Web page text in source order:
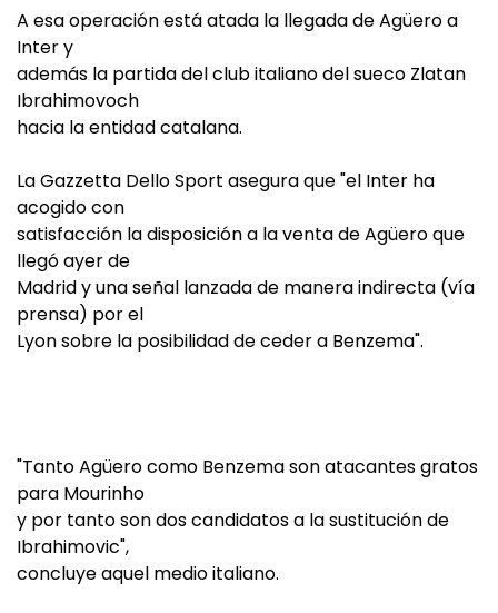
A esa operación está atada la llegada de Agüero a
Inter y
además la partida del club italiano del sueco Zlatan
Ibrahimovoch
hacia la entidad catalana.
La Gazzetta Dello Sport asegura que "el Inter ha
acogido con
satisfacción la disposición a la venta de Agüero que
llegó ayer de
Madrid y una señal lanzada de manera indirecta (vía
prensa) por el
Lyon sobre la posibilidad de ceder a Benzema".
"Tanto Agüero como Benzema son atacantes gratos
para Mourinho
y por tanto son dos candidatos a la sustitución de
Ibrahimovic",
concluye aquel medio italiano.